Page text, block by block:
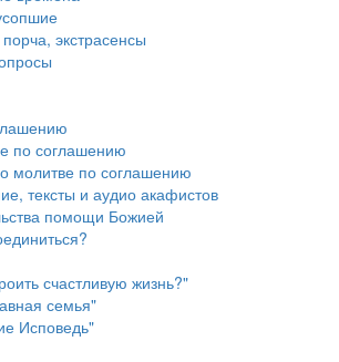
экстрасенсы
по соглашению
молитве по соглашению
тексты и аудио акафистов
помощи Божией
счастливую жизнь?"
семья"
Исповедь"